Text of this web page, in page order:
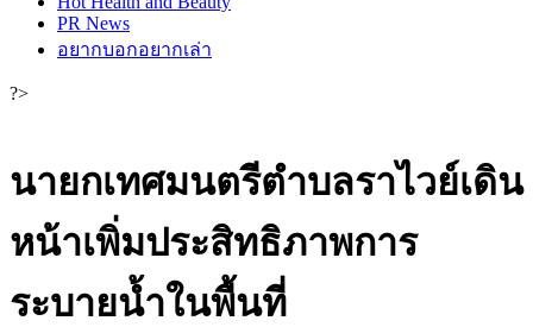
PR News
อยากบอกอยากเล่า
?>
นายกเทศมนตรีตำบลราไวย์เดิน
หน้าเพิ่มประสิทธิภาพการ
ระบายน้ำในพื้นที่